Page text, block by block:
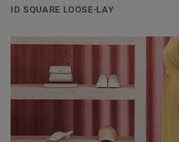
ID SQUARE LOOSE-LAY